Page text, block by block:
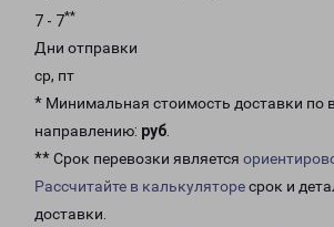
7 - 7**
Дни отправки
ср, пт
* Минимальная стоимость доставки по
направлению: руб.
** Срок перевозки является
Рассчитайте в калькуляторесрок и
доставки.